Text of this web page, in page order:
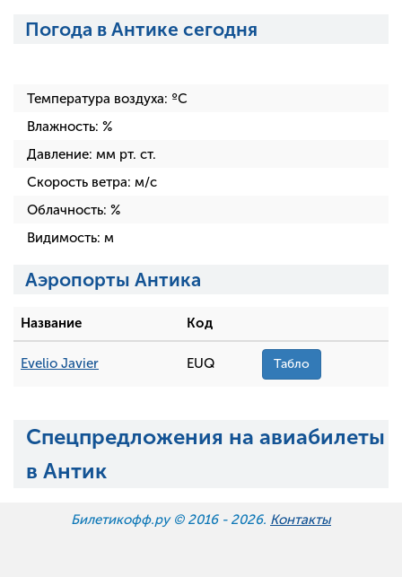
Погода в Антике сегодня
Температура воздуха: ºC
Влажность: %
Давление: мм рт. ст.
Скорость ветра: м/с
Облачность: %
Видимость: м
Аэропорты Антика
Название Код
Evelio Javier EUQ Табло
Спецпредложения на авиабилеты
в Антик
Билетикофф.ру © 2016 - 2026. Контакты